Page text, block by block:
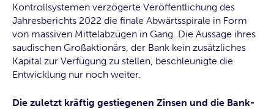
Kontrollsystemen verzögerte Veröffentlichung des
Jahresberichts 2022 die finale Abwärtsspirale in Form
von massiven Mittelabzügen in Gang. Die Aussage ihres
saudischen Großaktionärs, der Bank kein zusätzliches
Kapital zur Verfügung zu stellen, beschleunigte die
Entwicklung nur noch weiter.
Die zuletzt kräftig gestiegenen Zinsen und die Bank-